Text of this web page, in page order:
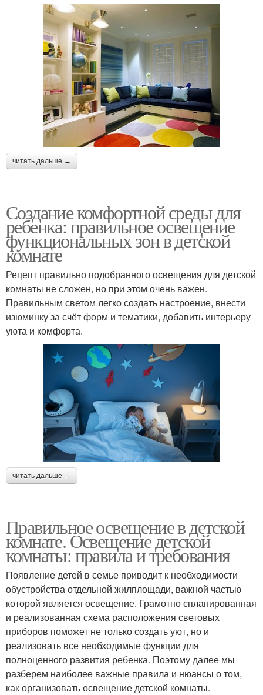
читать дальше →
Создание комфортной среды для
ребенка: правильное освещение
функциональных зон в детской
комнате
Рецепт правильно подобранного освещения для детской
комнаты не сложен, но при этом очень важен.
Правильным светом легко создать настроение, внести
изюминку за счёт форм и тематики, добавить интерьеру
уюта и комфорта.
читать дальше →
Правильное освещение в детской
комнате. Освещение детской
комнаты: правила и требования
Появление детей в семье приводит к необходимости
обустройства отдельной жилплощади, важной частью
которой является освещение. Грамотно спланированная
и реализованная схема расположения световых
приборов поможет не только создать уют, но и
реализовать все необходимые функции для
полноценного развития ребенка. Поэтому далее мы
разберем наиболее важные правила и нюансы о том,
как организовать освещение детской комнаты.